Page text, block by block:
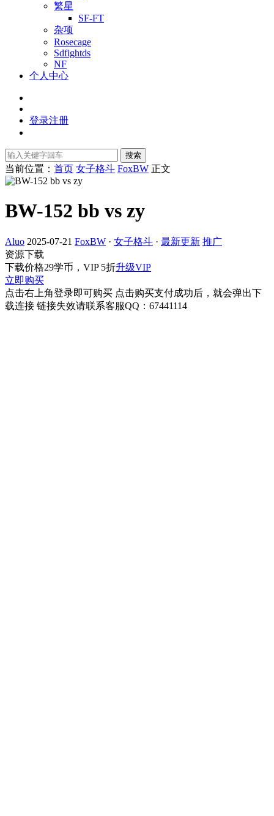
繁星
SF-FT
杂项
Rosecage
Sdfightds
NF
个人中心
登录注册
搜索
当前位置： 首页 女子格斗 FoxBW 正文
BW-152 bb vs zy
Aluo 2025-07-21 FoxBW · 女子格斗 · 最新更新 推广
资源下载
下载价格29学币，VIP 5折升级VIP
立即购买
点击右上角登录即可购买 点击购买支付成功后，就会弹出下
载连接 链接失效请联系客服QQ：67441114